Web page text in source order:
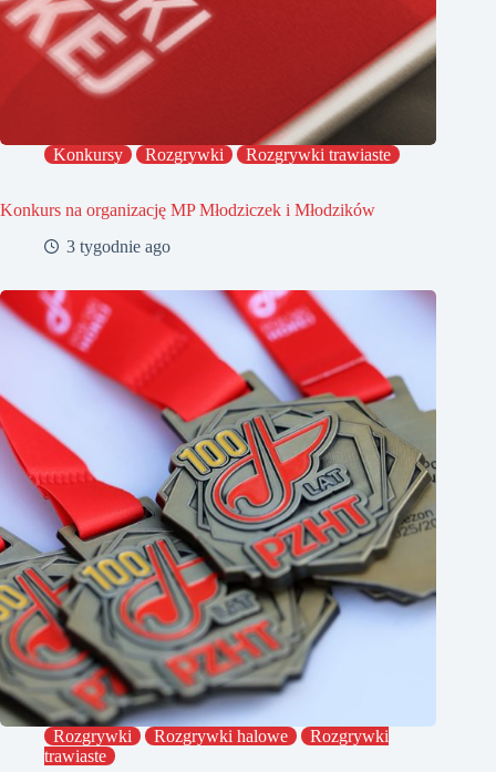
Konkursy Rozgrywki Rozgrywki trawiaste
Konkurs na organizację MP Młodziczek i Młodzików
3 tygodnie ago
Rozgrywki Rozgrywki halowe
Rozgrywki
trawiaste